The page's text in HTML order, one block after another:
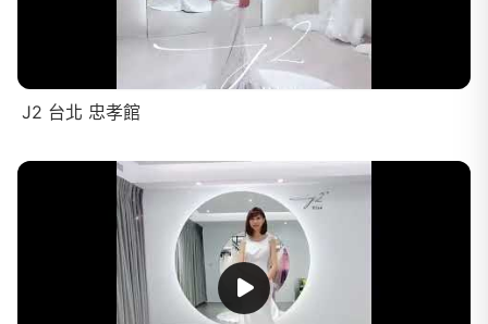
J2 台北 忠孝館